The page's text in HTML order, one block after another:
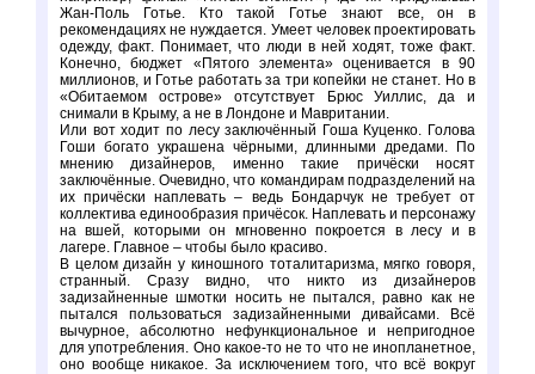
Жан-Поль Готье. Кто такой Готье знают все, он в
рекомендациях не нуждается. Умеет человек проектировать
одежду, факт. Понимает, что люди в ней ходят, тоже факт.
Конечно, бюджет «Пятого элемента» оценивается в 90
миллионов, и Готье работать за три копейки не станет. Но в
«Обитаемом острове» отсутствует Брюс Уиллис, да и
снимали в Крыму, а не в Лондоне и Мавритании.
Или вот ходит по лесу заключённый Гоша Куценко. Голова
Гоши богато украшена чёрными, длинными дредами. По
мнению дизайнеров, именно такие причёски носят
заключённые. Очевидно, что командирам подразделений на
их причёски наплевать – ведь Бондарчук не требует от
коллектива единообразия причёсок. Наплевать и персонажу
на вшей, которыми он мгновенно покроется в лесу и в
лагере. Главное – чтобы было красиво.
В целом дизайн у киношного тоталитаризма, мягко говоря,
странный. Сразу видно, что никто из дизайнеров
задизайненные шмотки носить не пытался, равно как не
пытался пользоваться задизайненными дивайсами. Всё
вычурное, абсолютно нефункциональное и непригодное
для употребления. Оно какое-то не то что не инопланетное,
оно вообще никакое. За исключением того, что всё вокруг